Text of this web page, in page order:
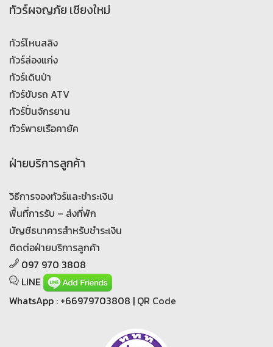
ทัวร์ผจญภัย เชียงใหม่
ทัวร์โหนสลิง
ทัวร์ล่องแก่ง
ทัวร์เดินป่า
ทัวร์ขับรถ ATV
ทัวร์ปั่นจักรยาน
ทัวร์พายเรือคายัค
ฝ่ายบริการลูกค้า
วิธีการจองทัวร์และชำระเงิน
พื้นที่การรับ – ส่งที่พัก
บัญชีธนาคารสำหรับชำระเงิน
ติดต่อฝ่ายบริการลูกค้า
097 970 3808
LINE
WhatsApp : +66979703808 | QR Code